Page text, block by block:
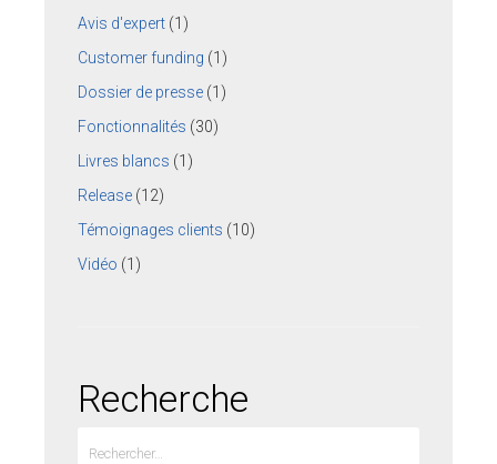
Avis d'expert (1)
Customer funding (1)
Dossier de presse (1)
Fonctionnalités (30)
Livres blancs (1)
Release (12)
Témoignages clients (10)
Vidéo (1)
Recherche